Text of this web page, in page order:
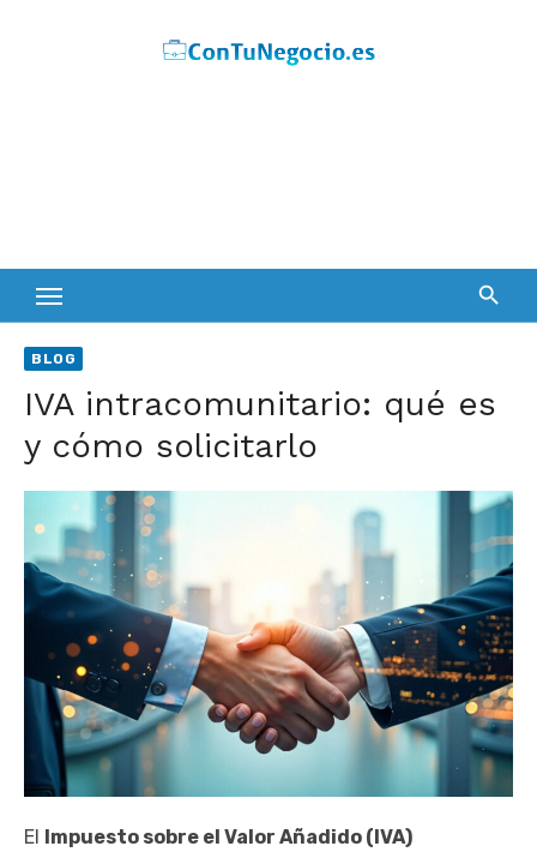
BLOG
IVA intracomunitario: qué es
y cómo solicitarlo
El
Impuesto sobre el Valor Añadido (IVA)